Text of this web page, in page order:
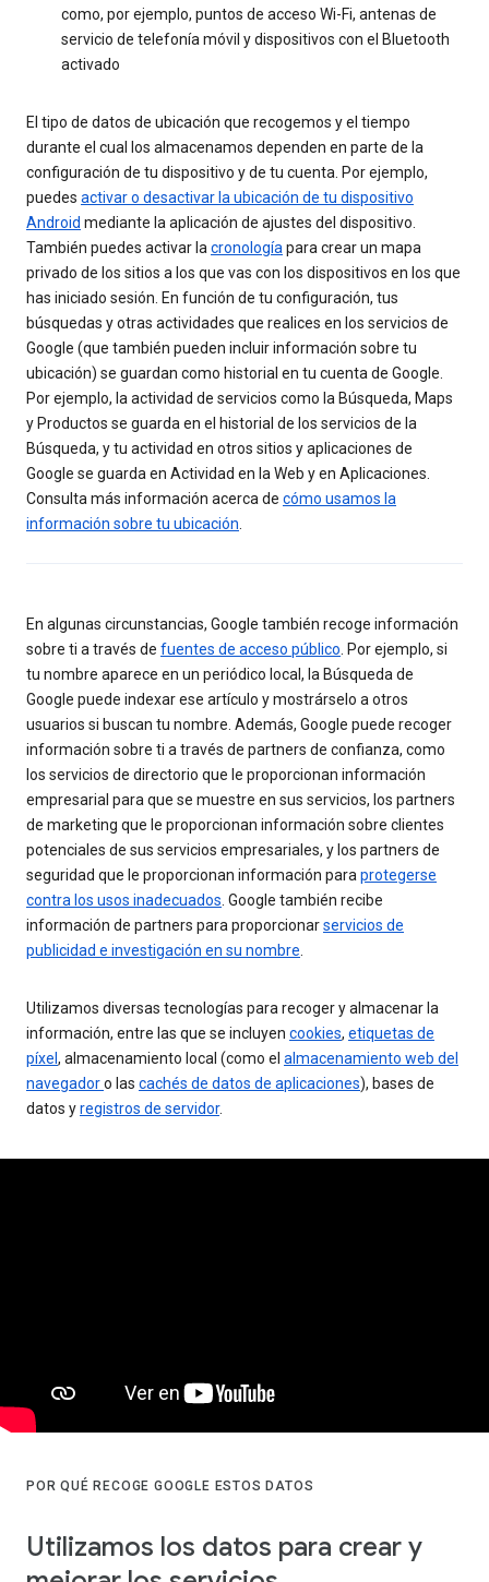
como, por ejemplo, puntos de acceso Wi-Fi, antenas de
servicio de telefonía móvil y dispositivos con el Bluetooth
activado
El tipo de datos de ubicación que recogemos y el tiempo
durante el cual los almacenamos dependen en parte de la
configuración de tu dispositivo y de tu cuenta. Por ejemplo,
puedes activar o desactivar la ubicación de tu dispositivo
Android mediante la aplicación de ajustes del dispositivo.
También puedes activar la cronología para crear un mapa
privado de los sitios a los que vas con los dispositivos en los que
has iniciado sesión. En función de tu configuración, tus
búsquedas y otras actividades que realices en los servicios de
Google (que también pueden incluir información sobre tu
ubicación) se guardan como historial en tu cuenta de Google.
Por ejemplo, la actividad de servicios como la Búsqueda, Maps
y Productos se guarda en el historial de los servicios de la
Búsqueda, y tu actividad en otros sitios y aplicaciones de
Google se guarda en Actividad en la Web y en Aplicaciones.
Consulta más información acerca de cómo usamos la
información sobre tu ubicación
En algunas circunstancias, Google también recoge información
sobre ti a través de fuentes de acceso público . Por ejemplo, si
tu nombre aparece en un periódico local, la Búsqueda de
Google puede indexar ese artículo y mostrárselo a otros
usuarios si buscan tu nombre. Además, Google puede recoger
información sobre ti a través de partners de confianza, como
los servicios de directorio que le proporcionan información
empresarial para que se muestre en sus servicios, los partners
de marketing que le proporcionan información sobre clientes
potenciales de sus servicios empresariales, y los partners de
seguridad que le proporcionan información para protegerse
contra los usos inadecuados . Google también recibe
información de partners para proporcionarservicios de
publicidad e investigación en su nombre
Utilizamos diversas tecnologías para recoger y almacenar la
información, entre las que se incluyen cookies, etiquetas de
píxel , almacenamiento local (como el almacenamiento web del
navegadoro las cachés de datos de aplicaciones), bases de
datos yregistros de servidor.
POR QUÉ RECOGE GOOGLE ESTOS DATOS
Utilizamos los datos para crear y